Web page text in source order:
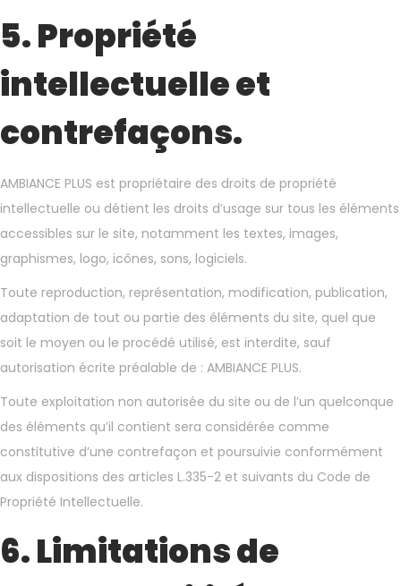
5. Propriété
intellectuelle et
contrefaçons.
AMBIANCE PLUS est propriétaire des droits de propriété
intellectuelle ou détient les droits d’usage sur tous les éléments
accessibles sur le site, notamment les textes, images,
graphismes, logo, icônes, sons, logiciels.
Toute reproduction, représentation, modification, publication,
adaptation de tout ou partie des éléments du site, quel que
soit le moyen ou le procédé utilisé, est interdite, sauf
autorisation écrite préalable de : AMBIANCE PLUS.
Toute exploitation non autorisée du site ou de l’un quelconque
des éléments qu’il contient sera considérée comme
constitutive d’une contrefaçon et poursuivie conformément
aux dispositions des articles L.335-2 et suivants du Code de
Propriété Intellectuelle.
6. Limitations de